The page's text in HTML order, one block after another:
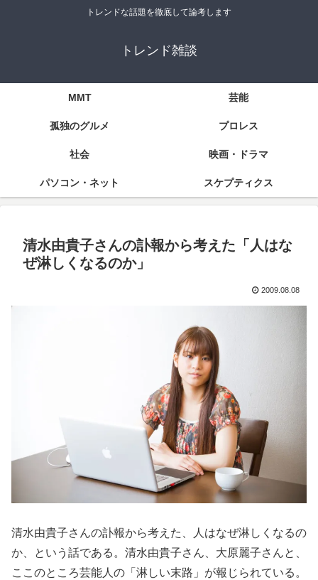
トレンドな話題を徹底して論考します
トレンド雑談
MMT 芸能
孤独のグルメ プロレス
社会 映画・ドラマ
パソコン・ネット スケプティクス
清水由貴子さんの訃報から考えた「人はな
ぜ淋しくなるのか」
2009.08.08
清水由貴子さんの訃報から考えた、人はなぜ淋しくなるの
か、という話である。清水由貴子さん、大原麗子さんと、
ここのところ芸能人の「淋しい末路」が報じられている。